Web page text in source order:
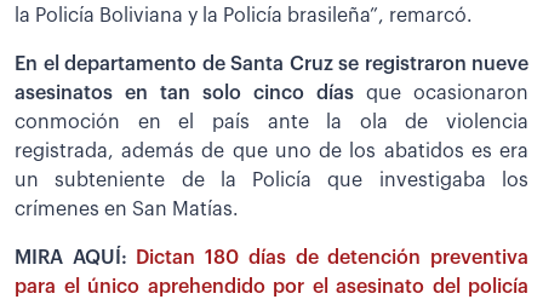
la Policía Boliviana y la Policía brasileña”, remarcó.
En el departamento de Santa Cruz se registraron nueve
asesinatos en tan solo cinco días que ocasionaron
conmoción en el país ante la ola de violencia
registrada, además de que uno de los abatidos es era
un subteniente de la Policía que investigaba los
crímenes en San Matías.
MIRA AQUÍ:
Dictan 180 días de detención preventiva
para el único aprehendido por el asesinato del policía